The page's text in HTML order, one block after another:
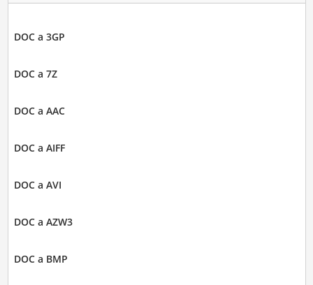
DOC a 3GP
DOC a 7Z
DOC a AAC
DOC a AIFF
DOC a AVI
DOC a AZW3
DOC a BMP